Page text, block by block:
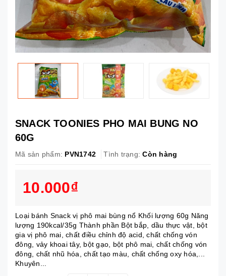
SNACK TOONIES PHO MAI BUNG NO
60G
Mã sản phẩm: PVN1742 Tình trạng: Còn hàng
10.000₫
Loại bánh Snack vị phô mai bùng nổ Khối lượng 60g Năng
lượng 190kcal/35g Thành phần Bột bắp, dầu thực vật, bột
gia vị phô mai, chất điều chỉnh độ acid, chất chống vón
đông, vảy khoai tây, bột gạo, bột phô mai, chất chống vón
đông, chất nhũ hóa, chất tạo màu, chất chống oxy hóa,...
Khuyên...